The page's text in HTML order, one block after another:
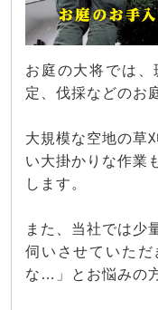
お庭の大将では
定、伐採などのお
大規模な空地の草
い大掛かりな作業
します。
また、当社では少
伺いさせていた
な…」とお悩みの